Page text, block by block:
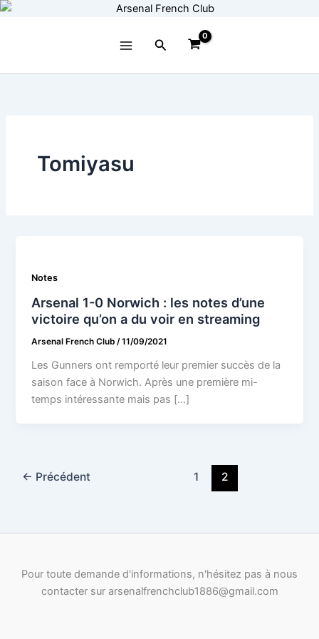
Aller
Rechercher
Tomiyasu
Notes
Arsenal 1-0 Norwich : les notes d’une
victoire qu’on a du voir en streaming
Arsenal French Club/11/09/2021
Les Gunners ont remporté leur premier succès de la
saison face à Norwich. Après une première mi-
temps intéressante mais pas […]
← Précédent 1 2
Pour toute demande d'informations, n'hésitez pas à nous
contacter sur arsenalfrenchclub1886@gmail.com